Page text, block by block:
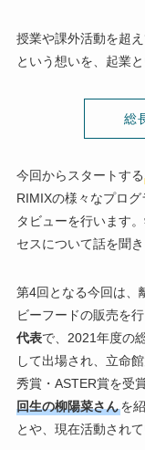
授業や課外活動を超
という想いを、起業
総
今回からスタートする
RIMIXの様々なプロ
タビューを行います
セスについて話を聞
第4回となる今回は、
ビーフードの販売を行
代表で、2021年度の
して出場され、立命
秀賞・ASTER賞を受
回生の柳陽菜さんを
とや、現在活動され